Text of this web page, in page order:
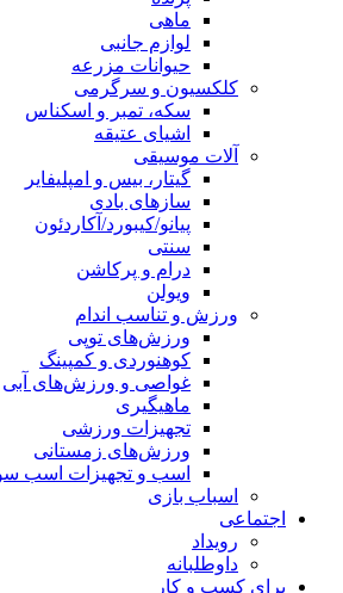
ماهی
لوازم جانبی
حیوانات مزرعه
کلکسیون و سرگرمی
سکه، تمبر و اسکناس
اشیای عتیقه
آلات موسیقی
گیتار، بیس و امپلیفایر
سازهای بادی
پیانو/کیبورد/آکاردئون
سنتی
درام و پرکاشن
ویولن
ورزش و تناسب اندام
ورزش‌های توپی
کوهنوردی و کمپینگ
غواصی و ورزش‌های آبی
ماهیگیری
تجهیزات ورزشی
ورزش‌های زمستانی
اسب و تجهیزات اسب
اسباب‌ بازی
اجتماعی
رویداد
داوطلبانه
برای کسب و کار